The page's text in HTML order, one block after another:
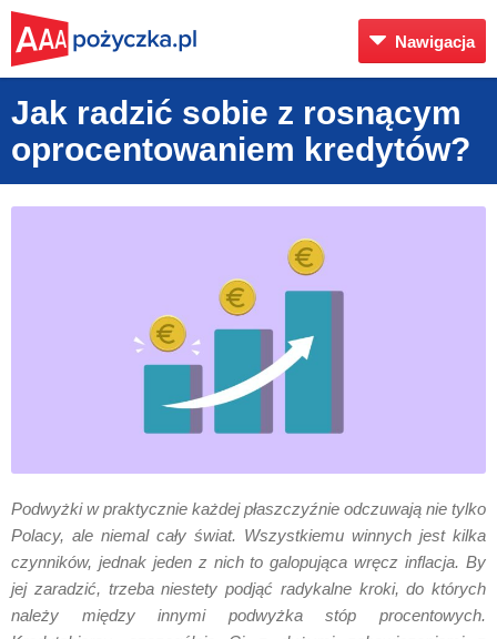
Nawigacja
Jak radzić sobie z rosnącym
oprocentowaniem kredytów?
Podwyżki w praktycznie każdej płaszczyźnie odczuwają nie tylko
Polacy, ale niemal cały świat. Wszystkiemu winnych jest kilka
czynników, jednak jeden z nich to galopująca wręcz inflacja. By
jej zaradzić, trzeba niestety podjąć radykalne kroki, do których
należy między innymi podwyżka stóp procentowych.